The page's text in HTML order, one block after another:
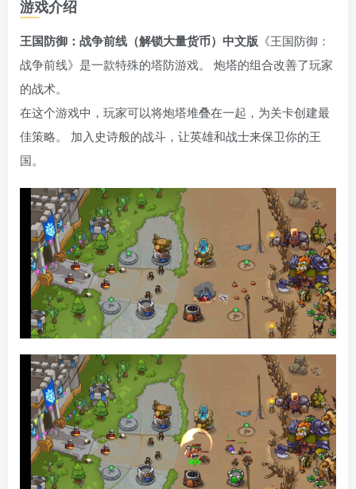
游戏介绍
王国防御：战争前线（解锁大量货币）中文版 《王国防御：
战争前线》是一款特殊的塔防游戏。 炮塔的组合改善了玩家
的战术。
在这个游戏中，玩家可以将炮塔堆叠在一起，为关卡创建最
佳策略。 加入史诗般的战斗，让英雄和战士来保卫你的王
国。